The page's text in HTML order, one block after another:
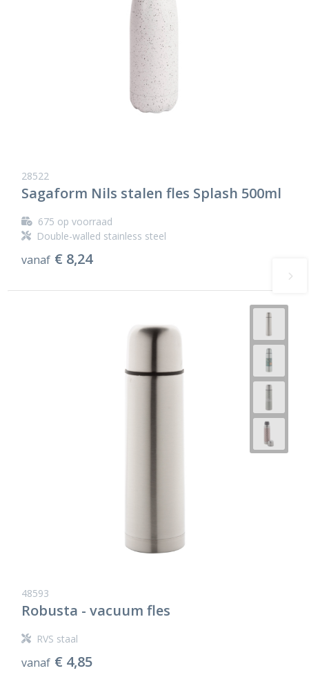
28522
Sagaform Nils stalen fles Splash 500ml
675 op voorraad
Double-walled stainless steel
vanaf € 8,24
48593
Robusta - vacuum fles
RVS staal
vanaf € 4,85